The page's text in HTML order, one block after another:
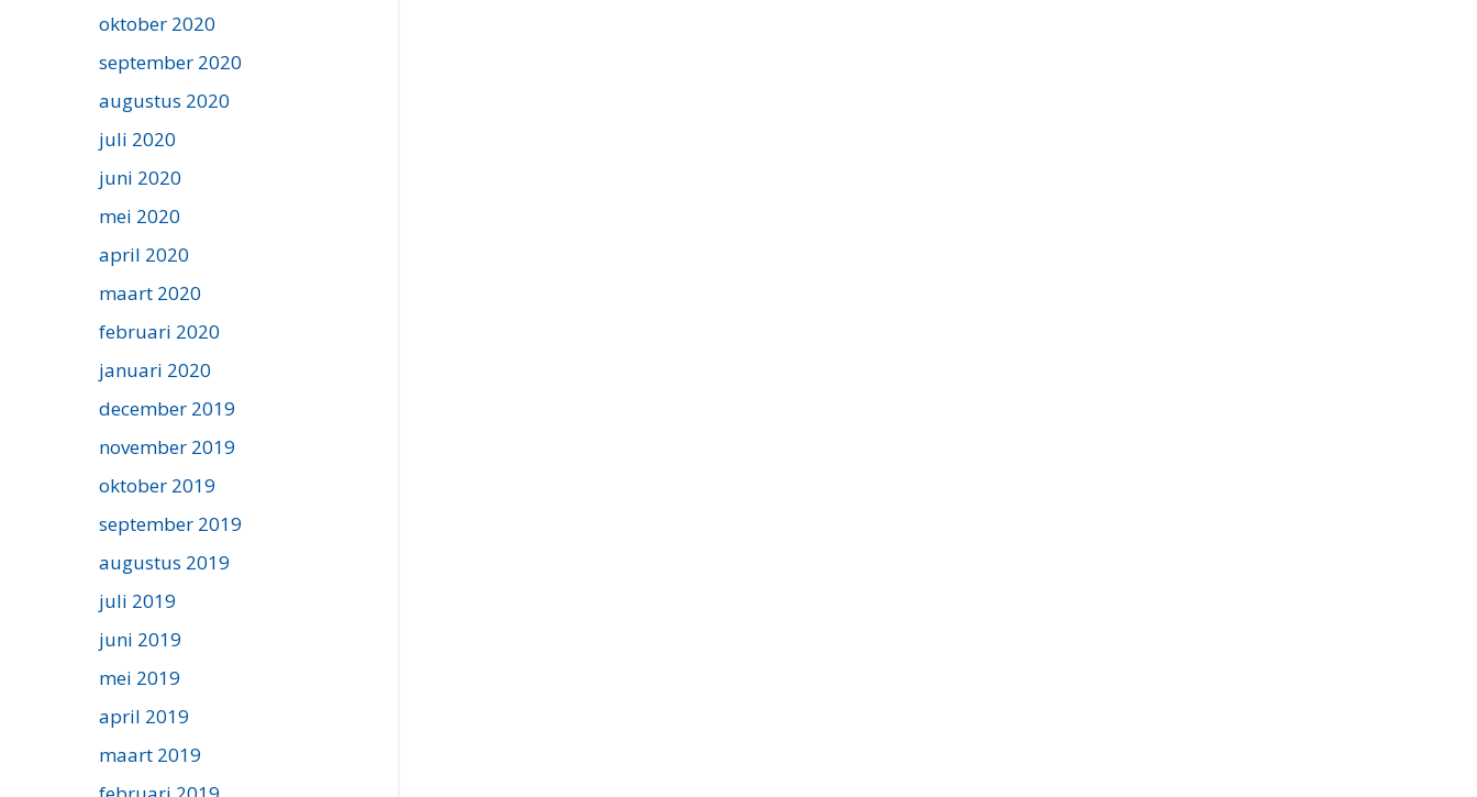
oktober 2020
september 2020
augustus 2020
juli 2020
juni 2020
mei 2020
april 2020
maart 2020
februari 2020
januari 2020
december 2019
november 2019
oktober 2019
september 2019
augustus 2019
juli 2019
juni 2019
mei 2019
april 2019
maart 2019